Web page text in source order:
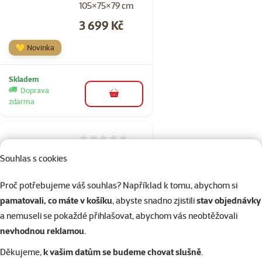
Souhlas s cookies
Proč potřebujeme váš souhlas? Například k tomu, abychom si
pamatovali, co máte v košíku, abyste snadno zjistilistav objednávky
a nemuseli se pokaždé přihlašovat, abychom vás neobtěžovali
nevhodnou reklamou.
Děkujeme,k vašim datům se budeme chovat slušně.
105×75×79 cm
Cena
3 699 Kč
💛 Novinka
Skladem
Doprava
zdarma
do košíku
Ferplast Clipper
4–7
Hodnocení 0%
Cena
1 099 Kč